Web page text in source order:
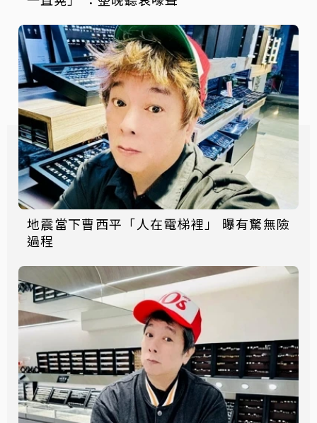
地震當下曹西平「人在電梯裡」 曝有驚無險
過程